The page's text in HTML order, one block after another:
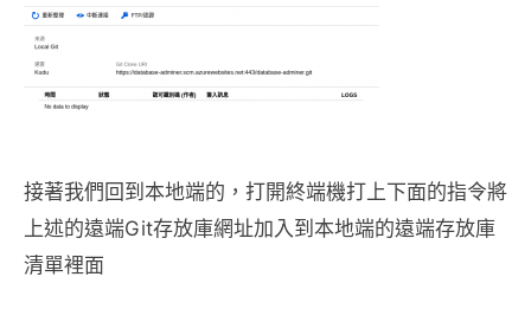
接著我們回到本地端的，打開終端機打上下面的指令將
上述的遠端Git存放庫網址加入到本地端的遠端存放庫
清單裡面